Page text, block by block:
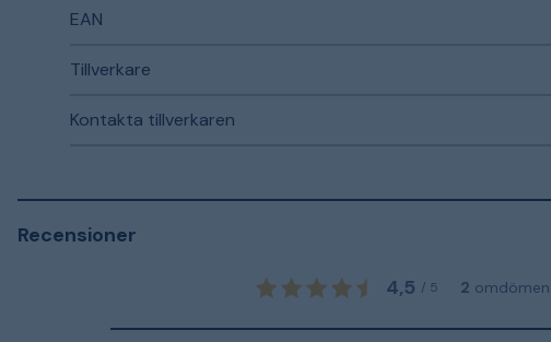
EAN
Tillverkare
Kontakta tillverkaren
Recensioner
4,5 / 5 2 omdömen